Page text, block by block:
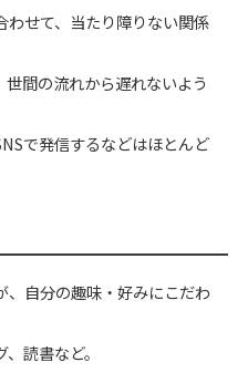
わせて、当たり障りない関係
間の流れから遅れないよう
で発信するなどはほとんど
、自分の趣味・好みにこだわ
読書など。